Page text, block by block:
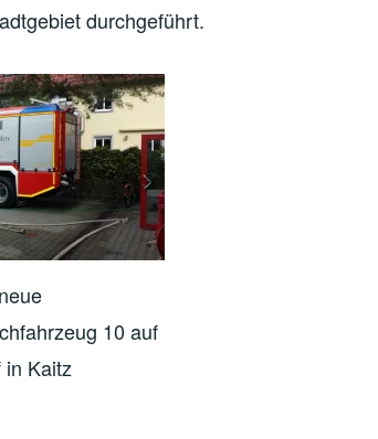
durchgeführt.
10 auf
Kaitz